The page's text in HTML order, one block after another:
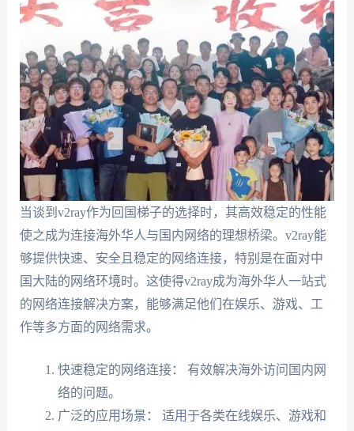
当谈到v2ray作为回国梯子的选择时，其高效稳定的性能
使之成为连接海外华人与国内网络的理想桥梁。v2ray能
够提供快速、安全且稳定的网络连接，特别是在面对中
国大陆的网络环境时。这使得v2ray成为海外华人一站式
的网络连接解决方案，能够满足他们在娱乐、游戏、工
作等多方面的网络需求。
快速稳定的网络连接： 有效解决海外访问国内网
络的问题。
广泛的应用场景： 适用于各类在线娱乐、游戏和